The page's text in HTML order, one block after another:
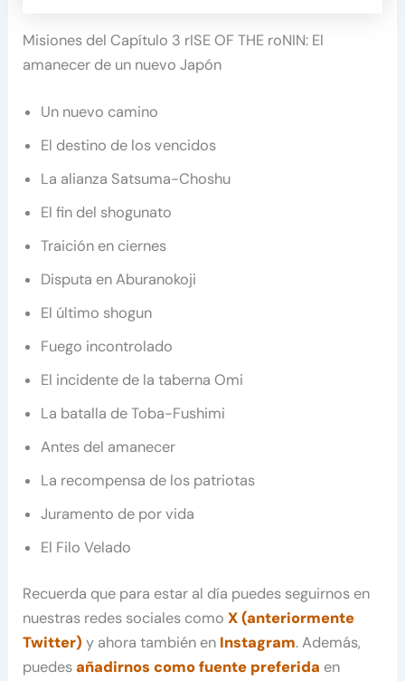
Misiones del Capítulo 3 rISE OF THE roNIN: El
amanecer de un nuevo Japón
Un nuevo camino
El destino de los vencidos
La alianza Satsuma-Choshu
El fin del shogunato
Traición en ciernes
Disputa en Aburanokoji
El último shogun
Fuego incontrolado
El incidente de la taberna Omi
La batalla de Toba-Fushimi
Antes del amanecer
La recompensa de los patriotas
Juramento de por vida
El Filo Velado
Recuerda que para estar al día puedes seguirnos en
nuestras redes sociales comoX (anteriormente
Twitter) y ahora también en Instagram. Además,
puedesañadirnos como fuente preferida en